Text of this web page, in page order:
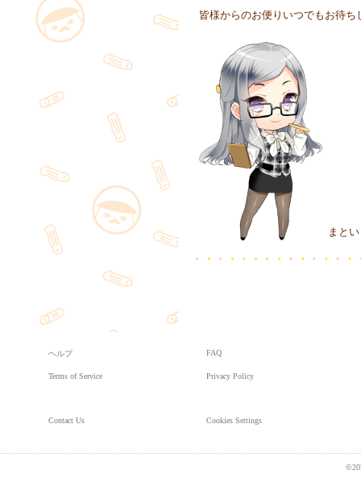
皆様からのお便りいつでもお待ち
まとい
ヘルプ FAQ
Terms of Service Privacy Policy
Contact Us Cookies Settings